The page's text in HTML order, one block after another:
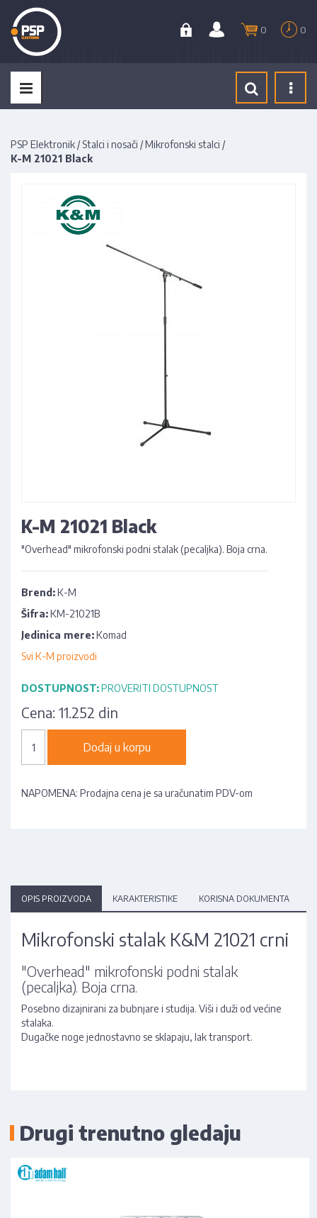
0 0
PSP Elektronik / Stalci i nosači /Mikrofonski stalci /
K-M 21021 Black
K-M 21021 Black
"Overhead" mikrofonski podni stalak (pecaljka). Boja crna.
Brend:K-M
Šifra:KM-21021B
Jedinica mere:Komad
Svi K-M proizvodi
DOSTUPNOST:PROVERITI DOSTUPNOST
Cena: 11.252 din
Dodaj u korpu
NAPOMENA: Prodajna cena je sa uračunatim PDV-om
OPIS PROIZVODA KARAKTERISTIKE KORISNA DOKUMENTA
Mikrofonski stalak K&M 21021 crni
"Overhead" mikrofonski podni stalak
(pecaljka). Boja crna.
Posebno dizajnirani za bubnjare i studija. Viši i duži od većine
stalaka.
Dugačke noge jednostavno se sklapaju, lak transport.
Drugi trenutno gledaju